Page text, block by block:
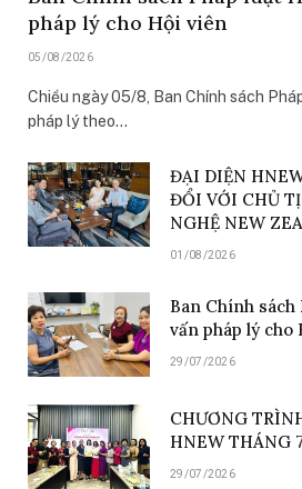
pháp lý cho Hội viên
05/08/2026
Chiều ngày 05/8, Ban Chính sách
pháp lý theo…
ĐẠI DIỆN
ĐỔI VỚI CHỦ
NGHỆ NEW
01/08/2026
Ban Chính
vấn pháp lý cho
29/07/2026
CHƯƠNG
HNEW THÁNG
29/07/2026